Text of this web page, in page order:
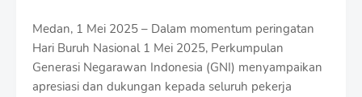
Medan, 1 Mei 2025 – Dalam momentum peringatan
Hari Buruh Nasional 1 Mei 2025, Perkumpulan
Generasi Negarawan Indonesia (GNI) menyampaikan
apresiasi dan dukungan kepada seluruh pekerja